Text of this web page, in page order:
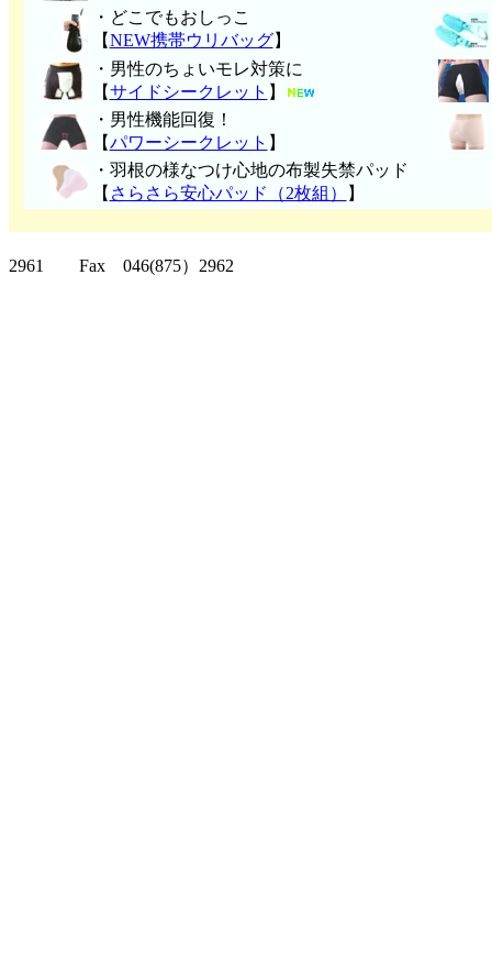
・どこでもおしっこ
【NEW携帯ウリバッグ】
・男性のちょいモレ対策に
【サイドシークレット 】
・男性機能回復！
【パワーシークレット 】
・ 羽根の様なつけ心地の布製失禁パッ ド
【 さらさら安心パッド（2枚組） 】
2961 Fax 046(875）2962